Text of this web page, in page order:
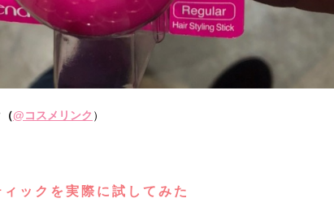
@コスメリンク ）
ィックを実際に試してみた